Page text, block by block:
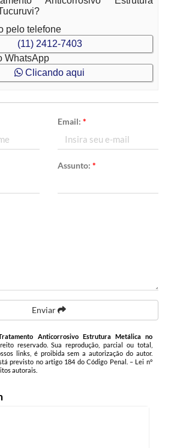
pelo telefone
(11) 2412-7403
WhatsApp
Clicando aqui
Email: *
Assunto: *
Enviar
Anticorrosivo Estrutura Metálica no
reservado. Sua reprodução, parcial ou total,
links, é proibida sem a autorização do autor.
previsto no artigo 184 do Código Penal. – Lei n°
autorais